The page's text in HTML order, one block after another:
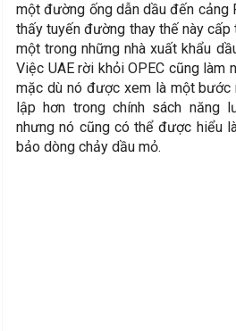
một đường ống dẫn dầu đến cảng
thấy tuyến đường thay thế này
một trong những nhà xuất khẩu
Việc UAE rời khỏi OPEC cũng làm
mặc dù nó được xem là một
lập hơn trong chính sách năng
nhưng nó cũng có thể được hiểu
bảo dòng chảy dầu mỏ.